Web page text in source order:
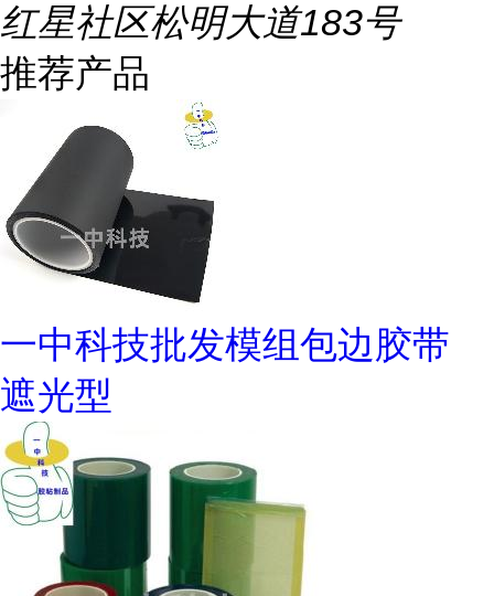
红星社区松明大道183号
推荐产品
一中科技批发模组包边胶带
遮光型